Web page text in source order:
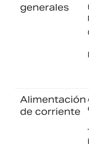
generales
Alimentación
de corriente